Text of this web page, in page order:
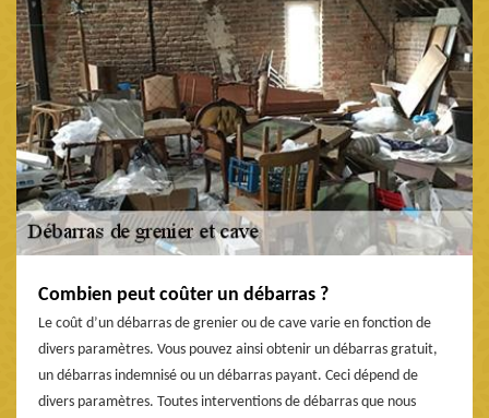
Combien peut coûter un débarras ?
Le coût d’un débarras de grenier ou de cave varie en fonction de
divers paramètres. Vous pouvez ainsi obtenir un débarras gratuit,
un débarras indemnisé ou un débarras payant. Ceci dépend de
divers paramètres. Toutes interventions de débarras que nous